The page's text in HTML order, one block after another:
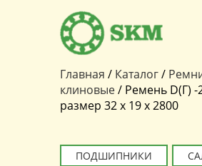
Вы здесь
Главная / Каталог/
клиновые/ Ремень D(Г) -
размер 32 x 19 x 2800
ПОДШИПНИКИ